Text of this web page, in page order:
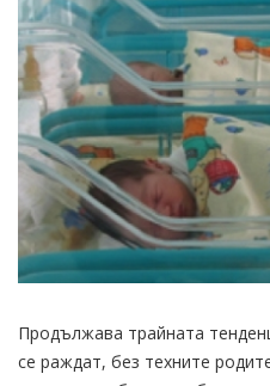
Продължава трайната
се раждат, без техните